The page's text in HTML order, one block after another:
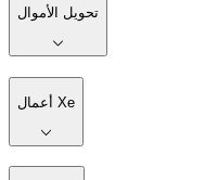
تحويل الأموال
أعمال Xe